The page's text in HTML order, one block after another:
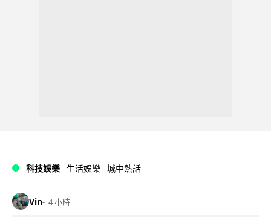
科技娛樂 生活娛樂 城中熱話
Vin 4 小時